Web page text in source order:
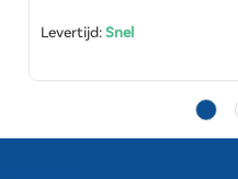
Levertijd:Snel